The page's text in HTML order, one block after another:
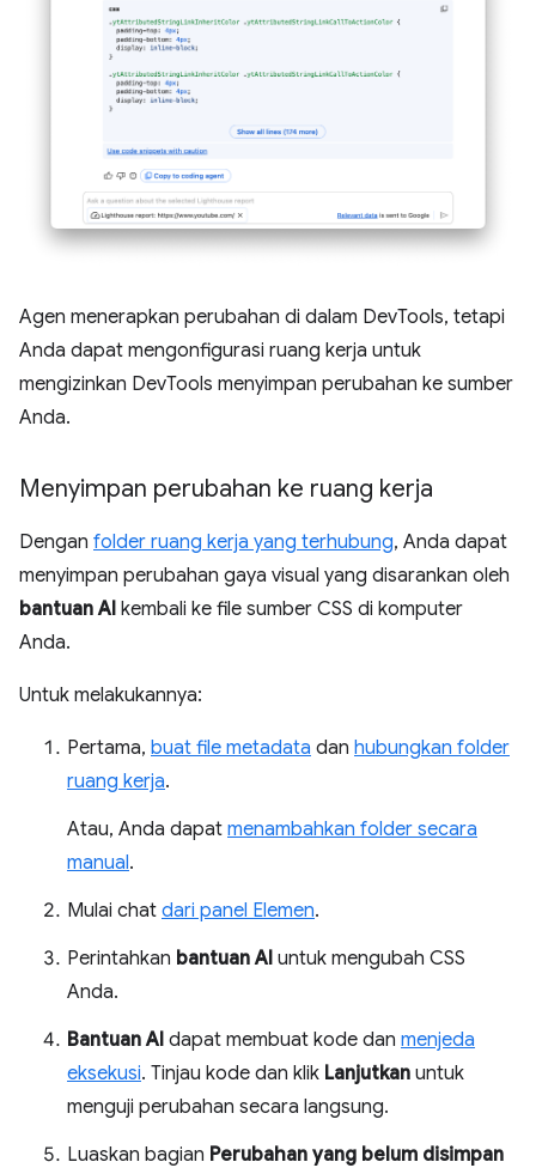
Agen menerapkan perubahan di dalam DevTools, tetapi
Anda dapat mengonfigurasi ruang kerja untuk
mengizinkan DevTools menyimpan perubahan ke sumber
Anda.
Menyimpan perubahan ke ruang kerja
Dengan folder ruang kerja yang terhubung, Anda dapat
menyimpan perubahan gaya visual yang disarankan oleh
bantuan AI kembali ke file sumber CSS di komputer
Anda.
Untuk melakukannya:
Pertama, buat file metadata dan hubungkan folder
ruang kerja.
Atau, Anda dapat menambahkan folder secara
manual.
Mulai chat dari panel Elemen.
Perintahkan bantuan AI untuk mengubah CSS
Anda.
Bantuan AI dapat membuat kode dan menjeda
eksekusi. Tinjau kode dan klik Lanjutkan untuk
menguji perubahan secara langsung.
Luaskan bagian Perubahan yang belum disimpan